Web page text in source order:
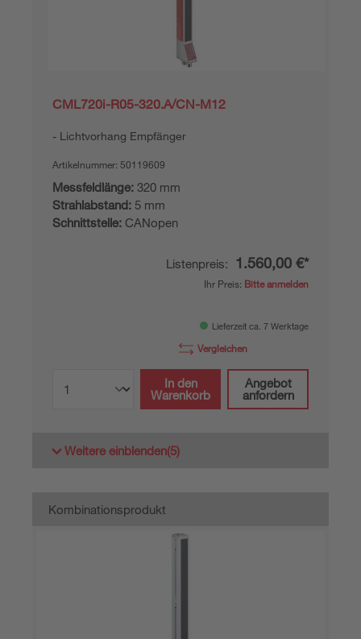
CML720i-R05-320.A/CN-M12
Lichtvorhang Empfänger
Artikelnummer: 50119609
Messfeldlänge: 320 mm
Strahlabstand: 5 mm
Schnittstelle: CANopen
Listenpreis: 1.560,00 €*
Ihr Preis: Bitte anmelden
Lieferzeit ca. 7 Werktage
Vergleichen
In den
Warenkorb
Angebot
anfordern
Weitere einblenden(5)
Kombinationsprodukt